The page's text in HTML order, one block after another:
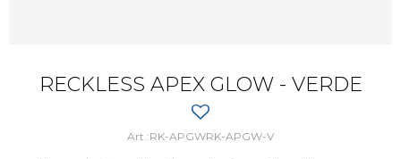
RECKLESS APEX GLOW - VERDE
RK-APGWRK-APGW-V